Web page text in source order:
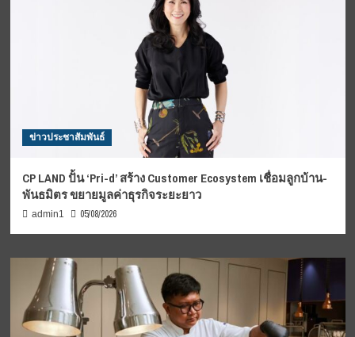
ข่าวประชาสัมพันธ์
CP LAND ปั้น ‘Pri-d’ สร้าง Customer Ecosystem เชื่อมลูกบ้าน-
พันธมิตร ขยายมูลค่าธุรกิจระยะยาว
admin1 05/08/2026